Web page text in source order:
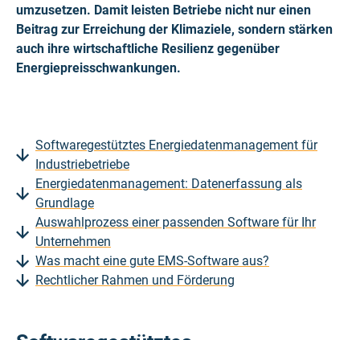
umzusetzen. Damit leisten Betriebe nicht nur einen
Beitrag zur Erreichung der Klimaziele, sondern stärken
auch ihre wirtschaftliche Resilienz gegenüber
Energiepreisschwankungen.
Softwaregestütztes Energiedatenmanagement für
Industriebetriebe
Energiedatenmanagement: Datenerfassung als
Grundlage
Auswahlprozess einer passenden Software für Ihr
Unternehmen
Was macht eine gute EMS-Software aus?
Rechtlicher Rahmen und Förderung